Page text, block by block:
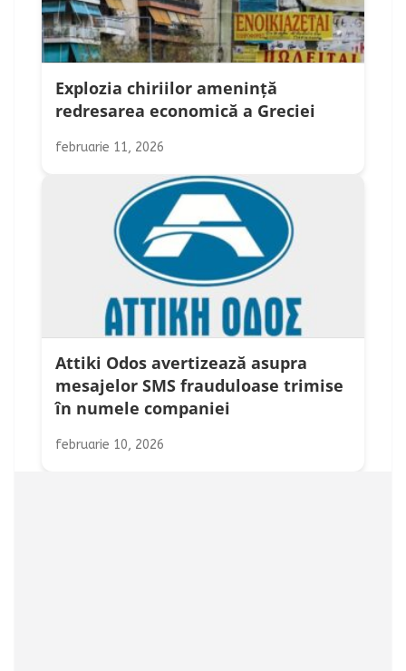
Explozia chiriilor amenință
redresarea economică a Greciei
februarie 11, 2026
Attiki Odos avertizează asupra
mesajelor SMS frauduloase trimise
în numele companiei
februarie 10, 2026